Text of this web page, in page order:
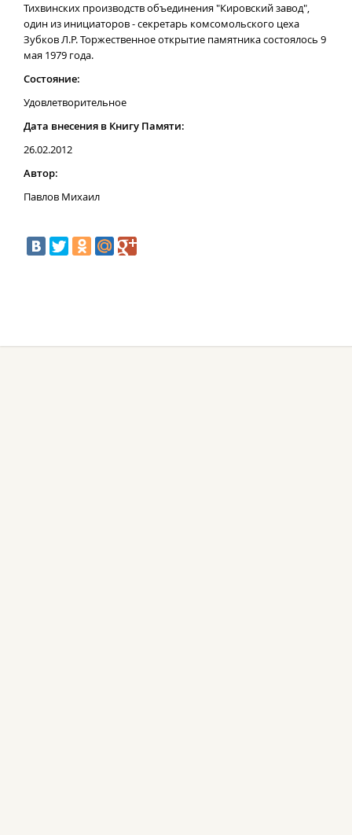
Тихвинских производств объединения "Кировский завод",
один из инициаторов - секретарь комсомольского цеха
Зубков Л.Р. Торжественное открытие памятника состоялось 9
мая 1979 года.
Состояние:
Удовлетворительное
Дата внесения в Книгу Памяти:
26.02.2012
Автор:
Павлов Михаил